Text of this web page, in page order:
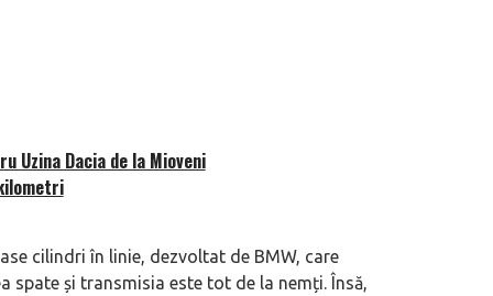
Uzina Dacia de la Mioveni
cilindri în linie, dezvoltat de BMW, care
spate și transmisia este tot de la nemți. Însă,